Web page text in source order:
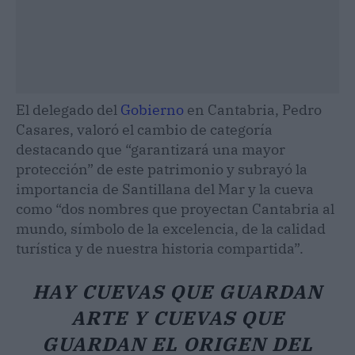
El delegado del Gobierno en Cantabria, Pedro
Casares, valoró el cambio de categoría
destacando que “garantizará una mayor
protección” de este patrimonio y subrayó la
importancia de Santillana del Mar y la cueva
como “dos nombres que proyectan Cantabria al
mundo, símbolo de la excelencia, de la calidad
turística y de nuestra historia compartida”.
HAY CUEVAS QUE GUARDAN
ARTE Y CUEVAS QUE
GUARDAN EL ORIGEN DEL